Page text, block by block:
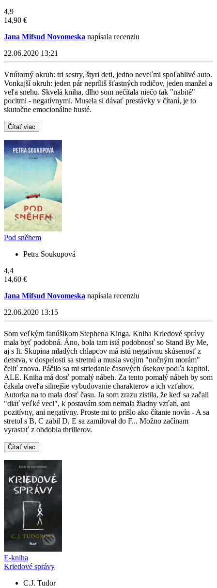
4,9
14,90 €
Jana Mifsud Novomeska napísala recenziu
22.06.2020 13:21
Vnútorný okruh: tri sestry, štyri deti, jedno neveľmi spoľahlivé auto.
Vonkajší okruh: jeden pár nepríliš šťastných rodičov, jeden manžel a
veľa snehu. Skvelá kniha, dlho som nečítala niečo tak "nabité"
pocitmi - negatívnymi. Musela si dávať prestávky v čítaní, je to
skutočne emocionálne husté.
Čítať viac
Pod sněhem
Petra Soukupová
4,4
14,60 €
Jana Mifsud Novomeska napísala recenziu
22.06.2020 13:15
Som veľkým fanúšikom Stephena Kinga. Kniha Kriedové správy
mala byť podobná. Áno, bola tam istá podobnosť so Stand By Me,
aj s It. Skupina mladých chlapcov má istú negatívnu skúsenosť z
detstva, v dospelosti sa stretnú a musia svojim "nočným morám"
čeliť znova. Páčilo sa mi striedanie časových úsekov podľa kapitol.
ALE. Kniha má dosť pomalý nábeh. Za tento pomalý nábeh by som
čakala oveľa silnejšie vybudovanie charakterov a ich vzťahov.
Autorka na to mala dosť času. Ja som zrazu zistila, že keď sa začali
"diať veľké veci", k postavám som nemala žiadny vzťah, ani
pozitívny, ani negatívny. Proste mi to prišlo ako čítanie novín - A sa
stretol s B, C zabil D, E sa zamiloval do F... Možno začínam
vyrastať z obdobia thrillerov.
Čítať viac
E-kniha
Kriedové správy
C.J. Tudor